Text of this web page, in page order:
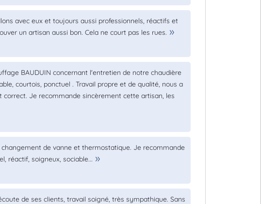
avec eux et toujours aussi professionnels, réactifs et
un artisan aussi bon. Cela ne court pas les rues.
BAUDUIN concernant l'entretien de notre chaudière
courtois, ponctuel . Travail propre et de qualité, nous a
Je recommande sincèrement cette artisan, les
de vanne et thermostatique. Je recommande
réactif, soigneux, sociable...
de ses clients, travail soigné, très sympathique. Sans